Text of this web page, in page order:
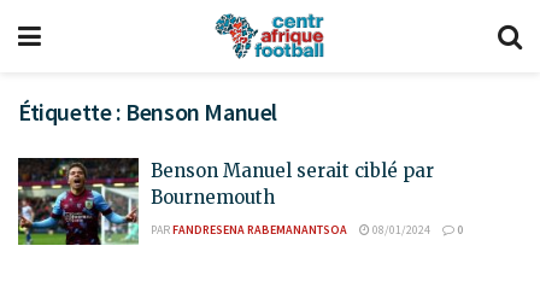
Étiquette : Benson Manuel
Benson Manuel serait ciblé par
Bournemouth
PARFANDRESENA RABEMANANTSOA 08/01/2024 0